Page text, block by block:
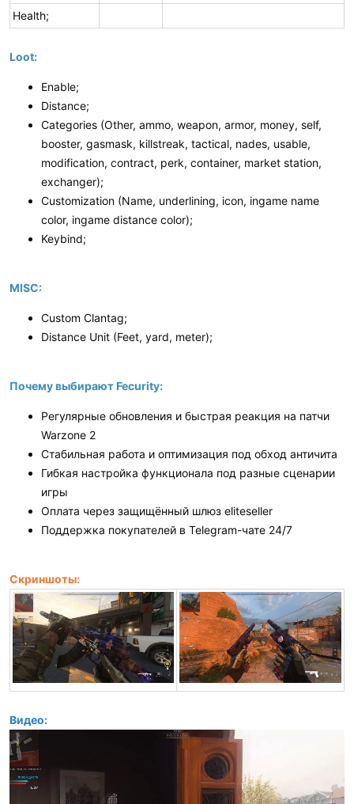
Health;
Loot:
Enable;
Distance;
Categories (Other, ammo, weapon, armor, money, self,
booster, gasmask, killstreak, tactical, nades, usable,
modification, contract, perk, container, market station,
exchanger);
Customization (Name, underlining, icon, ingame name
color, ingame distance color);
Keybind;
MISC:
Custom Clantag;
Distance Unit (Feet, yard, meter);
Почему выбирают Fecurity:
Регулярные обновления и быстрая реакция на патчи
Warzone 2
Стабильная работа и оптимизация под обход античита
Гибкая настройка функционала под разные сценарии
игры
Оплата через защищённый шлюз eliteseller
Поддержка покупателей в Telegram-чате 24/7
Скриншоты:
Видео: